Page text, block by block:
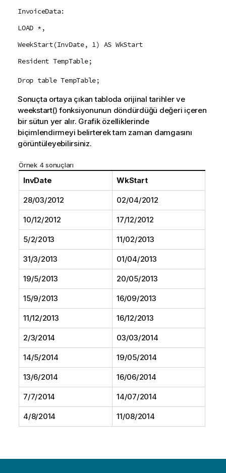
InvoiceData:
LOAD *,
WeekStart(InvDate, 1) AS WkStart
Resident TempTable;
Drop table TempTable;
Sonuçta ortaya çıkan tabloda orijinal tarihler ve
weekstart() fonksiyonunun döndürdüğü değeri içeren
bir sütun yer alır. Grafik özelliklerinde
biçimlendirmeyi belirterek tam zaman damgasını
görüntüleyebilirsiniz.
Örnek 4 sonuçları
InvDate WkStart
28/03/2012 02/04/2012
10/12/2012 17/12/2012
5/2/2013 11/02/2013
31/3/2013 01/04/2013
19/5/2013 20/05/2013
15/9/2013 16/09/2013
11/12/2013 16/12/2013
2/3/2014 03/03/2014
14/5/2014 19/05/2014
13/6/2014 16/06/2014
7/7/2014 14/07/2014
4/8/2014 11/08/2014